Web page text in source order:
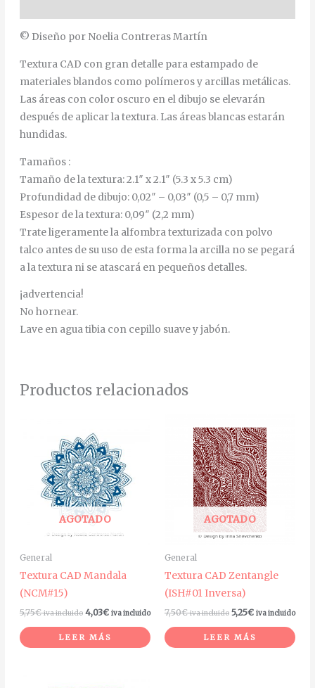
© Diseño por Noelia Contreras Martín
Textura CAD con gran detalle para estampado de
materiales blandos como polímeros y arcillas metálicas.
Las áreas con color oscuro en el dibujo se elevarán
después de aplicar la textura. Las áreas blancas estarán
hundidas.
Tamaños :
Tamaño de la textura: 2.1″ x 2.1″ (5.3 x 5.3 cm)
Profundidad de dibujo: 0,02″ – 0,03″ (0,5 – 0,7 mm)
Espesor de la textura: 0,09″ (2,2 mm)
Trate ligeramente la alfombra texturizada con polvo
talco antes de su uso de esta forma la arcilla no se pegará
a la textura ni se atascará en pequeños detalles.
¡advertencia!
No hornear.
Lave en agua tibia con cepillo suave y jabón.
Productos relacionados
AGOTADO
General
Textura CAD Mandala
(NCM#15)
5,75€ iva incluido 4,03€ iva incluido
LEER MÁS
AGOTADO
General
Textura CAD Zentangle
(ISH#01 Inversa)
7,50€ iva incluido 5,25€ iva incluido
LEER MÁS